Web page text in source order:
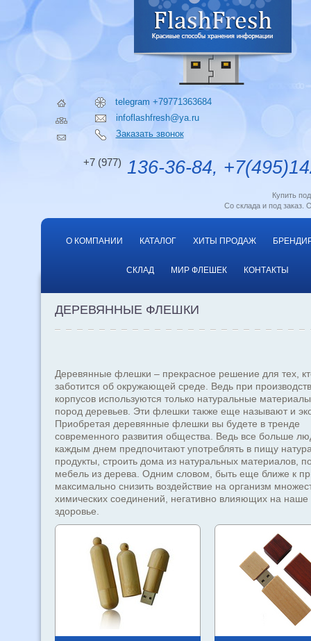
telegram +79771363684
infoflashfresh@ya.ru
Заказать звонок
+7 (977) 136-36-84,
Купить
Со склада и под заказ.
О КОМПАНИИ КАТАЛОГ ХИТЫ ПРОДАЖ
СКЛАД МИР ФЛЕШЕК КОНТАКТЫ
ДЕРЕВЯННЫЕ ФЛЕШКИ
Деревянные флешки – прекрасное решение для тех,
заботится об окружающей среде. Ведь при
корпусов используются только натуральные
пород деревьев. Эти флешки также еще называют и
Приобретая деревянные флешки вы будете в тренде
современного развития общества. Ведь все больше
каждым днем предпочитают употреблять в пищу
продукты, строить дома из натуральных материалов,
мебель из дерева. Одним словом, быть еще ближе к
максимально снизить воздействие на организм
химических соединений, негативно влияющих на наше
здоровье.